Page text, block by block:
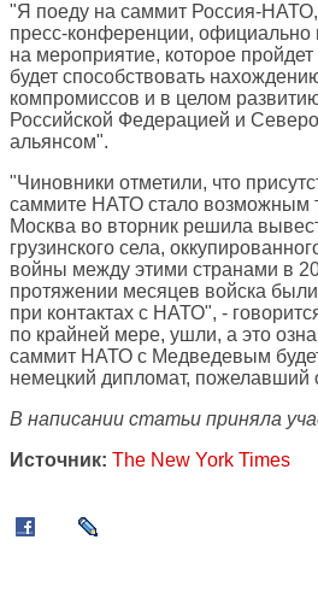
"Я поеду на саммит Россия-
пресс-конференции,
на мероприятие, которое
будет способствовать
компромиссов и в целом
Российской Федерацией и
альянсом".
"Чиновники отметили, что
саммите НАТО стало возможным
Москва во вторник решила
грузинского села,
войны между этими странами в
протяжении месяцев войска
при контактах с НАТО", -
по крайней мере, ушли, а это
саммит НАТО с Медведевым
немецкий дипломат, пожелавший
В написании статьи приняла
Источник: The New York Times